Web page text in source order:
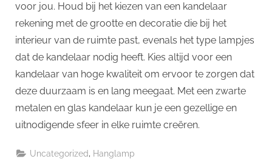
voor jou. Houd bij het kiezen van een kandelaar
rekening met de grootte en decoratie die bij het
interieur van de ruimte past, evenals het type lampjes
dat de kandelaar nodig heeft. Kies altijd voor een
kandelaar van hoge kwaliteit om ervoor te zorgen dat
deze duurzaam is en lang meegaat. Met een zwarte
metalen en glas kandelaar kun je een gezellige en
uitnodigende sfeer in elke ruimte creëren.
Uncategorized Hanglamp